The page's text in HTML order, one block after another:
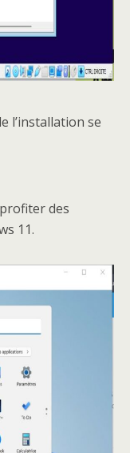
l’installation se
des
11.